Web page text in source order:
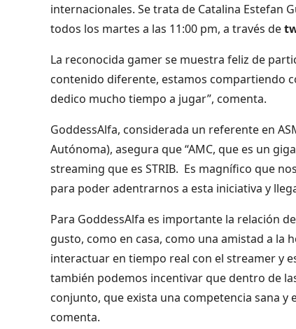
internacionales. Se trata de Catalina Estefan
todos los martes a las 11:00 pm, a través de
La reconocida gamer se muestra feliz de
contenido diferente, estamos compartiendo
dedico mucho tiempo a jugar”, comenta.
GoddessAlfa, considerada un referente en
Autónoma), asegura que “AMC, que es un
streaming que es STRIB. Es magnífico que
para poder adentrarnos a esta iniciativa y
Para GoddessAlfa es importante la relación
gusto, como en casa, como una amistad a la
interactuar en tiempo real con el streamer y
también podemos incentivar que dentro de
conjunto, que exista una competencia sana
comenta.